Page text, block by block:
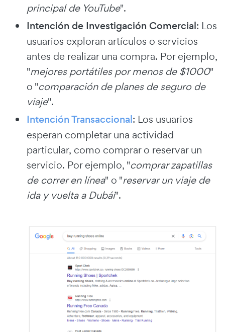
principal de YouTube".
Intención de Investigación Comercial: Los
usuarios exploran artículos o servicios
antes de realizar una compra. Por ejemplo,
"mejores portátiles por menos de $1000"
o "comparación de planes de seguro de
viaje".
Intención Transaccional: Los usuarios
esperan completar una actividad
particular, como comprar o reservar un
servicio. Por ejemplo, "comprar zapatillas
de correr en línea" o "reservar un viaje de
ida y vuelta a Dubái".